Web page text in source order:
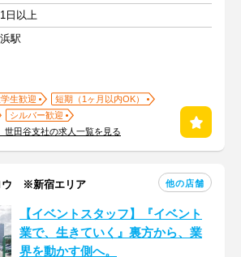
日以上
駅
生歓迎
短期（1ヶ月以内OK）
シルバー歓迎
田谷支社の求人一覧を見る
ウ ※新宿エリア 他の店舗
【イベントスタッフ】『イベント
業で、生きていく』裏方から、業
界を動かす側へ。